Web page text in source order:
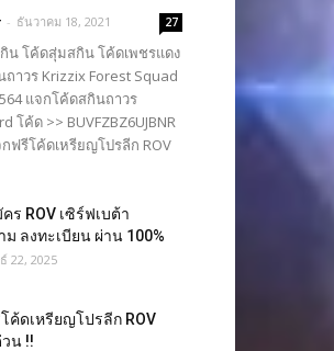
- ธันวาคม 18, 2021 27
น โค้ดสุ่มสกิน โค้ดเพชรแดง
าวร Krizzix Forest Squad
แจกโค้ดสกินถาวร
โค้ด >> BUVFZBZ6UJBNR
รีโค้ดเหรียญโปรลีก ROV
ร ROV เซิร์ฟเบต้า
ม ลงทะเบียน ผ่าน 100%
22, 2025
ค้ดเหรียญโปรลีก ROV
น !!